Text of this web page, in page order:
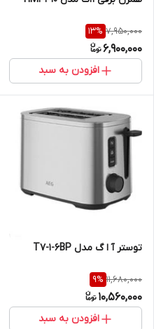
7,950,000
13%
6,900,000
افزودن به سبد
توستر آ ا گ مدل T7-1-6BP
11,680,000
9%
10,560,000
افزودن به سبد